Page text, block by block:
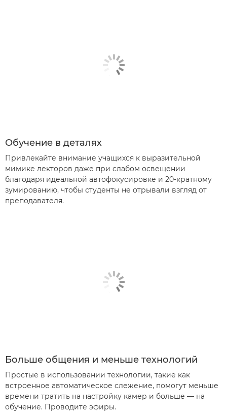
Обучение в деталях
Привлекайте внимание учащихся к выразительной
мимике лекторов даже при слабом освещении
благодаря идеальной автофокусировке и 20-кратному
зумированию, чтобы студенты не отрывали взгляд от
преподавателя.
Больше общения и меньше технологий
Простые в использовании технологии, такие как
встроенное автоматическое слежение, помогут меньше
времени тратить на настройку камер и больше — на
обучение. Проводите эфиры.